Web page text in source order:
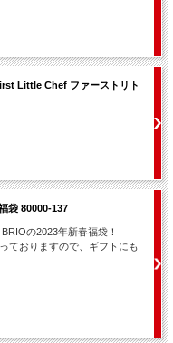
Little Chef ファーストリト
袋 80000-137
の2023年新春福袋！
ておりますので、ギフトにも